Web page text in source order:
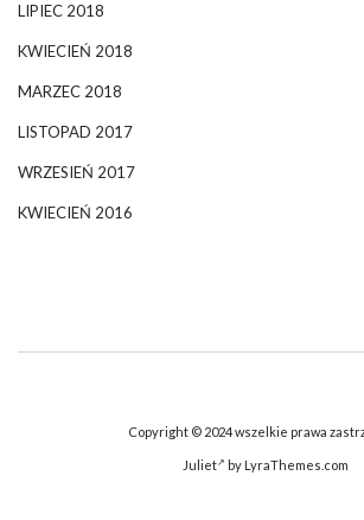
LIPIEC 2018
KWIECIEŃ 2018
MARZEC 2018
LISTOPAD 2017
WRZESIEŃ 2017
KWIECIEŃ 2016
Copyright © 2024 wszelkie prawa
Juliet by LyraThemes.com